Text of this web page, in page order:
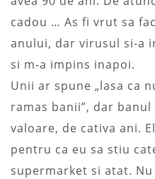
cadou … As fi vrut sa
anului, dar virusul si-a
si m-a impins inapoi.
Unii ar spune „lasa ca
ramas banii”, dar
valoare, de cativa ani.
pentru ca eu sa stiu
supermarket si atat.